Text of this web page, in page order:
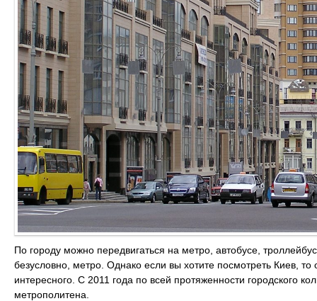
По городу можно передвигаться на метро, автобусе,
безусловно, метро. Однако если вы хотите посмотреть Киев, то
интересного. С 2011 года по всей протяженности городского
метрополитена.